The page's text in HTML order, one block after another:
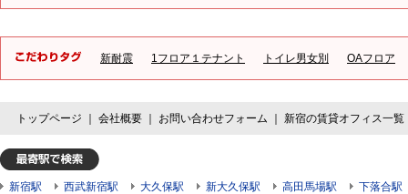
新耐震 1フロア１テナント トイレ男女別 OAフロア
トップページ 会社概要 お問い合わせフォーム 新宿の賃貸オフィス一覧
新宿駅 西武新宿駅 大久保駅 新大久保駅 高田馬場駅
下落合駅